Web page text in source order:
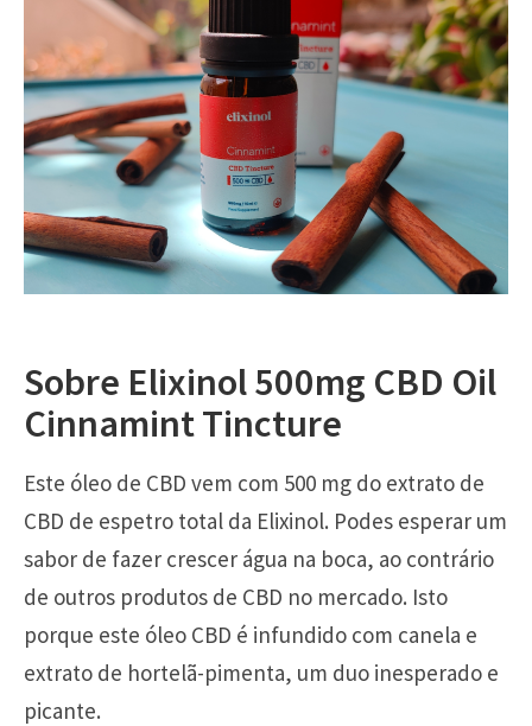
Sobre Elixinol 500mg CBD Oil
Cinnamint Tincture
Este óleo de CBD vem com 500 mg do extrato de
CBD de espetro total da Elixinol. Podes esperar um
sabor de fazer crescer água na boca, ao contrário
de outros produtos de CBD no mercado. Isto
porque este óleo CBD é infundido com canela e
extrato de hortelã-pimenta, um duo inesperado e
picante.